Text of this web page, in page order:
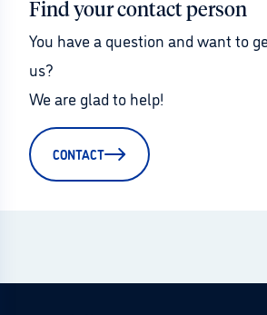
Find your contact person
You have a question and want to
us?
We are glad to help!
CONTACT